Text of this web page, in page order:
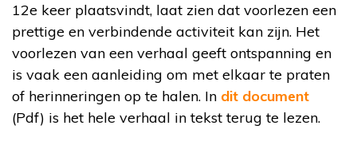
12e keer plaatsvindt, laat zien dat voorlezen een
prettige en verbindende activiteit kan zijn. Het
voorlezen van een verhaal geeft ontspanning en
is vaak een aanleiding om met elkaar te praten
of herinneringen op te halen. In dit document
(Pdf) is het hele verhaal in tekst terug te lezen.